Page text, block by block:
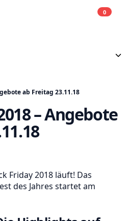
0
ab Freitag 23.11.18
– Angebote
Friday 2018 läuft! Das
des Jahres startet am